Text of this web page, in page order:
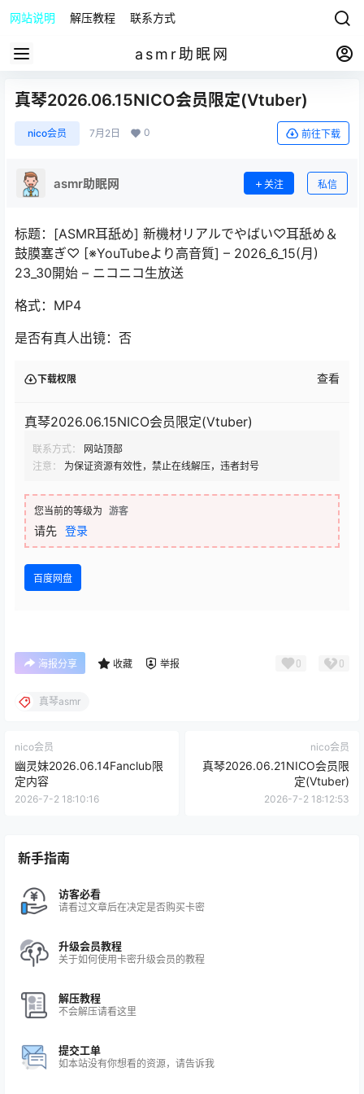
网站说明 解压教程 联系方式
asmr助眠网
真琴2026.06.15NICO会员限定(Vtuber)
nico会员 7月2日 0 前往下载
asmr助眠网 关注 私信
标题：[ASMR耳舐め] 新機材リアルでやばい♡耳舐め＆
鼓膜塞ぎ♡ [※YouTubeより高音質] – 2026_6_15(月)
23_30開始 – ニコニコ生放送
格式：MP4
是否有真人出镜：否
下载权限 查看
真琴2026.06.15NICO会员限定(Vtuber)
联系方式：
网站顶部
注意：
为保证资源有效性，禁止在线解压，违者封号
您当前的等级为 游客
请先 登录
百度网盘
海报分享 收藏 举报 0 0
真琴asmr
nico会员
幽灵妹2026.06.14Fanclub限
定内容
2026-7-2 18:10:16
nico会员
真琴2026.06.21NICO会员限
定(Vtuber)
2026-7-2 18:12:53
新手指南
访客必看
请看过文章后在决定是否购买卡密
升级会员教程
关于如何使用卡密升级会员的教程
解压教程
不会解压请看这里
提交工单
如本站没有你想看的资源，请告诉我